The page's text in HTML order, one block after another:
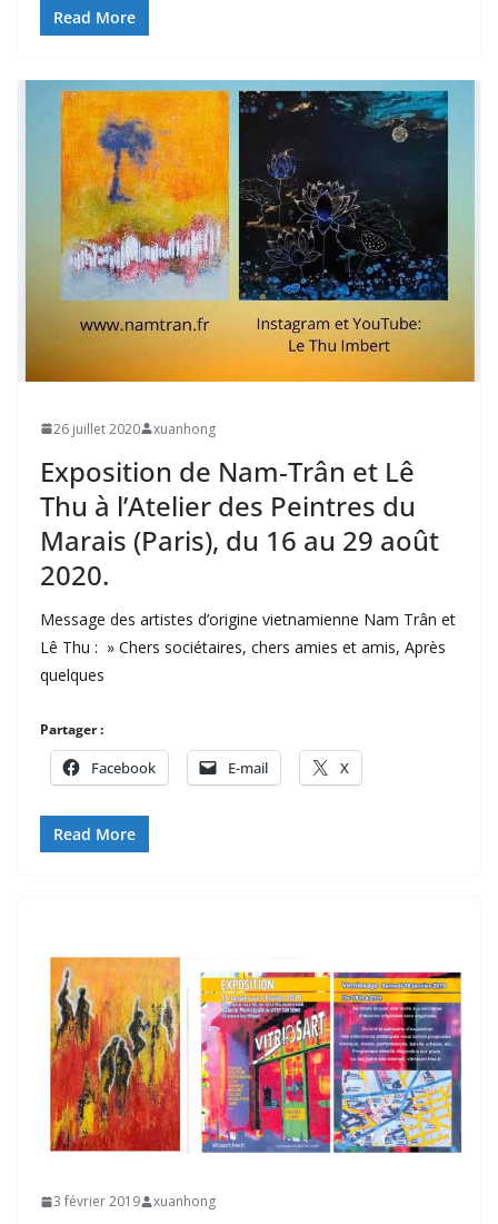
Read More
26 juillet 2020 xuanhong
Exposition de Nam-Trân et Lê
Thu à l’Atelier des Peintres du
Marais (Paris), du 16 au 29 août
2020.
Message des artistes d’origine vietnamienne Nam Trân et
Lê Thu : » Chers sociétaires, chers amies et amis, Après
quelques
Partager :
Facebook E-mail X
Read More
3 février 2019 xuanhong